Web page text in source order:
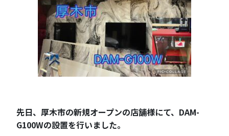
先日、厚木市の新規オープンの店舗様にて、DAM-
G100Wの設置を行いました。